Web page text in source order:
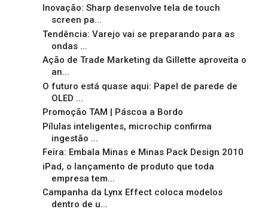
Inovação: Sharp desenvolve tela de touch
screen pa...
Tendência: Varejo vai se preparando para as
ondas ...
Ação de Trade Marketing da Gillette aproveita o
an...
O futuro está quase aqui: Papel de parede de
OLED ...
Promoção TAM | Páscoa a Bordo
Pílulas inteligentes, microchip confirma
ingestão ...
Feira: Embala Minas e Minas Pack Design 2010
iPad, o lançamento de produto que toda
empresa tem...
Campanha da Lynx Effect coloca modelos
dentro de u...